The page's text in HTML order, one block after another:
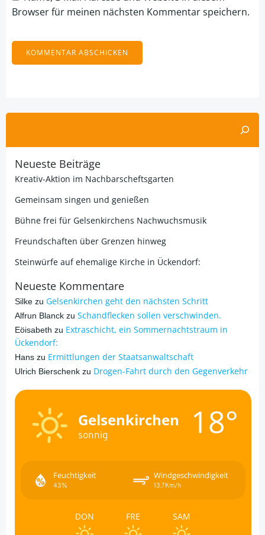
Browser für meinen nächsten Kommentar speichern.
Neueste Beiträge
Kreativ-Aktion im Nachbarscheftsgarten
Gemeinsam singen und genießen
Bühne frei für Gelsenkirchens Nachwuchsmusik
Freundschaften über Grenzen hinweg
Steinwürfe auf ehemalige Kirche in Ückendorf:
Neueste Kommentare
Silke zu Gelsenkirchen geht den nächsten Schritt
Alfrun Blanck zu Schandflecken sollen verschwinden.
Eöisabeth zu Extraschicht, ein Sommernachtstraum in
Ückendorf:
Hans zu Ermittlungen der Staatsanwaltschaft
Ulrich Bierschenk zu Drogen-Fahrt durch den Gegenverkehr
Gelsenkirchen
sonnig 18°
Feuchtigkeit
43%
Windgeschwindigkeit
13.7Km/h
DON FRE SAM